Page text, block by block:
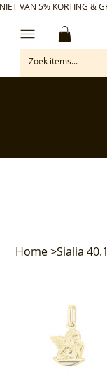
VAN 5% KORTING &
Home>Sialia